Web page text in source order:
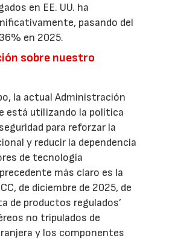
en EE. UU. ha
pasando del
en 2025.
sobre nuestro
la actual Administración
está utilizando la política
para reforzar la
y reducir la dependencia
de tecnología
más claro es la
de diciembre de 2025, de
de productos regulados’
no tripulados de
y los componentes